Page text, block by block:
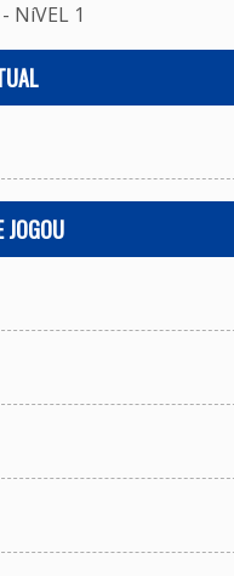
NíVEL 1
JOGOU